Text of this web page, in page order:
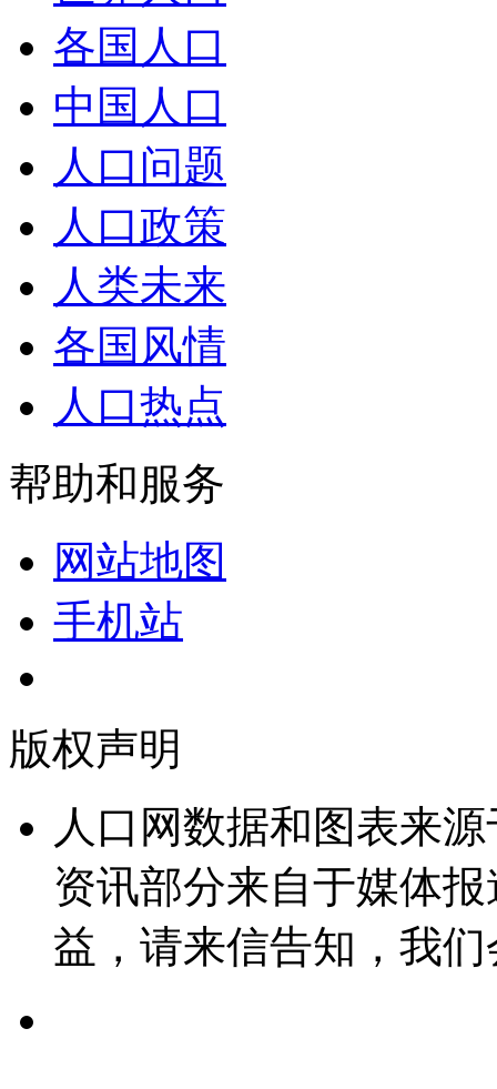
各国人口
中国人口
人口问题
人口政策
人类未来
各国风情
人口热点
帮助和服务
网站地图
手机站
版权声明
人口网数据和图表来
资讯部分来自于媒体
益，请来信告知，我